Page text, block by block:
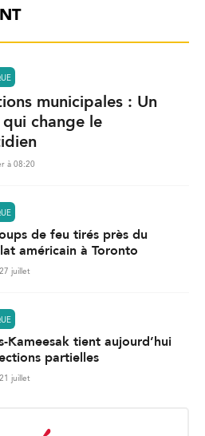
municipales : Un
change le
à 08:20
de feu tirés près du
américain à Toronto
juillet
Kameesak tient aujourd’hui
partielles
juillet